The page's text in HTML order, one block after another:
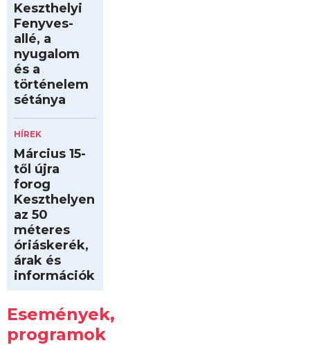
Keszthelyi
Fenyves-
allé, a
nyugalom
és a
történelem
sétánya
HÍREK
Március 15-
től újra
forog
Keszthelyen
az 50
méteres
óriáskerék,
árak és
információk
Események,
programok
Kilóméterek
2026